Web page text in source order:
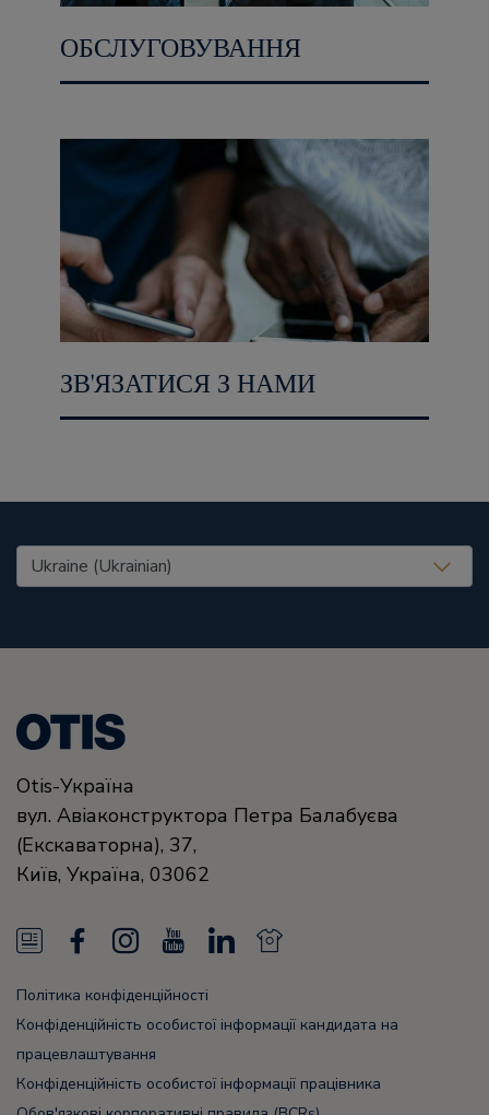
ОБСЛУГОВУВАННЯ
ЗВ'ЯЗАТИСЯ З НАМИ
United States (EN)
Otis-Україна
вул. Авіаконструктора Петра Балабуєва
(Екскаваторна), 37,
Київ, Україна, 03062
N
e
w
s
F
c
e
b
I
s
t
a
u
u
L
n
e
N
w
F
Політика конфіденційності
Конфіденційність особистої інформації кандидата на
працевлаштування
Конфіденційність особистої інформації працівника